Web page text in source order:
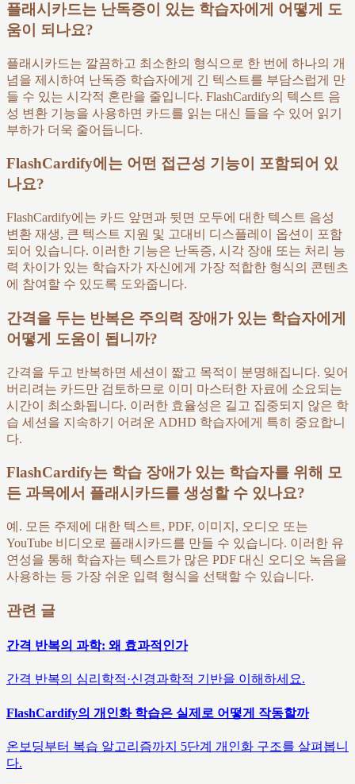
플래시카드는 난독증이 있는 학습자에게 어떻게 도
움이 되나요?
플래시카드는 깔끔하고 최소한의 형식으로 한 번에 하나의 개
념을 제시하여 난독증 학습자에게 긴 텍스트를 부담스럽게 만
들 수 있는 시각적 혼란을 줄입니다. FlashCardify의 텍스트 음
성 변환 기능을 사용하면 카드를 읽는 대신 들을 수 있어 읽기
부하가 더욱 줄어듭니다.
FlashCardify에는 어떤 접근성 기능이 포함되어 있
나요?
FlashCardify에는 카드 앞면과 뒷면 모두에 대한 텍스트 음성
변환 재생, 큰 텍스트 지원 및 고대비 디스플레이 옵션이 포함
되어 있습니다. 이러한 기능은 난독증, 시각 장애 또는 처리 능
력 차이가 있는 학습자가 자신에게 가장 적합한 형식의 콘텐츠
에 참여할 수 있도록 도와줍니다.
간격을 두는 반복은 주의력 장애가 있는 학습자에게
어떻게 도움이 됩니까?
간격을 두고 반복하면 세션이 짧고 목적이 분명해집니다. 잊어
버리려는 카드만 검토하므로 이미 마스터한 자료에 소요되는
시간이 최소화됩니다. 이러한 효율성은 길고 집중되지 않은 학
습 세션을 지속하기 어려운 ADHD 학습자에게 특히 중요합니
다.
FlashCardify는 학습 장애가 있는 학습자를 위해 모
든 과목에서 플래시카드를 생성할 수 있나요?
예. 모든 주제에 대한 텍스트, PDF, 이미지, 오디오 또는
YouTube 비디오로 플래시카드를 만들 수 있습니다. 이러한 유
연성을 통해 학습자는 텍스트가 많은 PDF 대신 오디오 녹음을
사용하는 등 가장 쉬운 입력 형식을 선택할 수 있습니다.
관련 글
간격 반복의 과학: 왜 효과적인가
간격 반복의 심리학적·신경과학적 기반을 이해하세요.
FlashCardify의 개인화 학습은 실제로 어떻게 작동할까
온보딩부터 복습 알고리즘까지 5단계 개인화 구조를 살펴봅니
다.